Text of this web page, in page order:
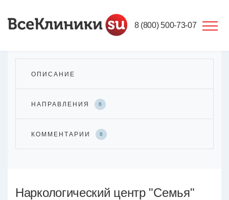
8 (800) 500-73-07
ОПИСАНИЕ
НАПРАВЛЕНИЯ 6
КОММЕНТАРИИ 6
Наркологический центр "Семья"